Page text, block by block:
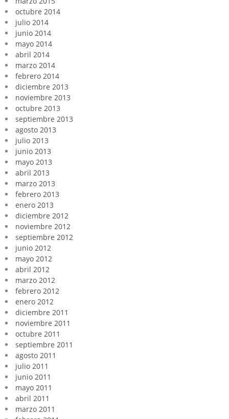
octubre 2014
julio 2014
junio 2014
mayo 2014
abril 2014
marzo 2014
febrero 2014
diciembre 2013
noviembre 2013
octubre 2013
septiembre 2013
agosto 2013
julio 2013
junio 2013
mayo 2013
abril 2013
marzo 2013
febrero 2013
enero 2013
diciembre 2012
noviembre 2012
septiembre 2012
junio 2012
mayo 2012
abril 2012
marzo 2012
febrero 2012
enero 2012
diciembre 2011
noviembre 2011
octubre 2011
septiembre 2011
agosto 2011
julio 2011
junio 2011
mayo 2011
abril 2011
marzo 2011